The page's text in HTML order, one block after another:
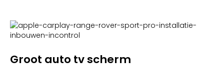
Groot auto tv scherm